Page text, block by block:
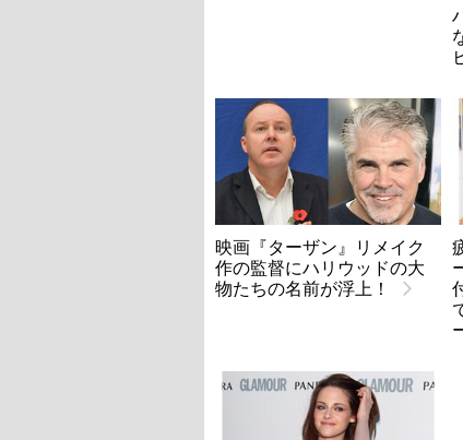
映画『ターザン』リメイク
作の監督にハリウッドの大
物たちの名前が浮上！